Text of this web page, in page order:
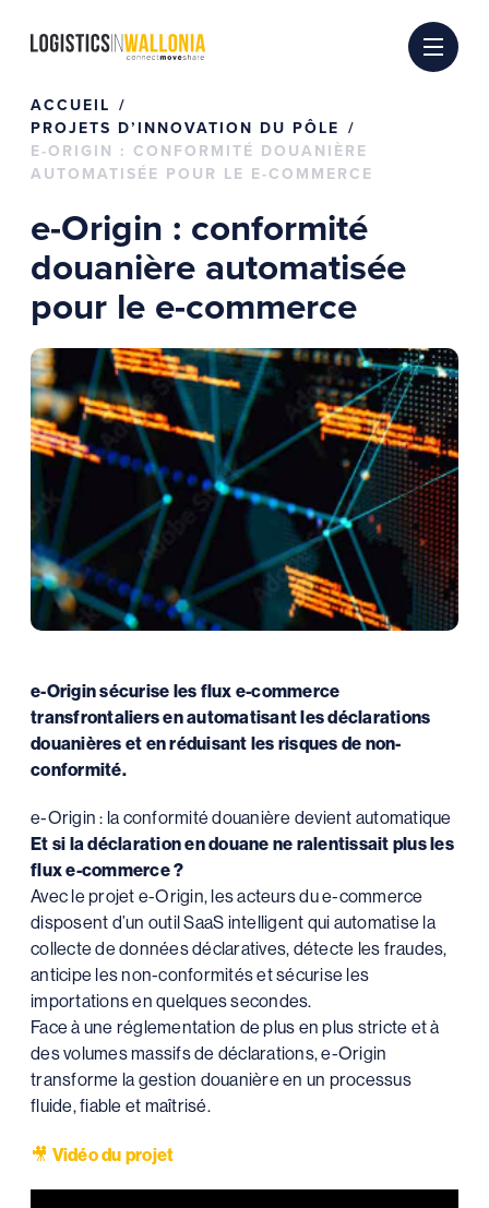
ACCUEIL
PROJETS D’INNOVATION DU PÔLE
E-ORIGIN : CONFORMITÉ DOUANIÈRE
AUTOMATISÉE POUR LE E-COMMERCE
e-Origin : conformité
douanière automatisée
pour le e-commerce
e-Origin sécurise les flux e-commerce
transfrontaliers en automatisant les déclarations
douanières et en réduisant les risques de non-
conformité.
e-Origin : la conformité douanière devient automatique
Et si la déclaration en douane ne ralentissait plus les
flux e-commerce ?
Avec le projet e-Origin, les acteurs du e-commerce
disposent d’un outil SaaS intelligent qui automatise la
collecte de données déclaratives, détecte les fraudes,
anticipe les non-conformités et sécurise les
importations en quelques secondes.
Face à une réglementation de plus en plus stricte et à
des volumes massifs de déclarations, e-Origin
transforme la gestion douanière en un processus
fluide, fiable et maîtrisé.
🎥 Vidéo du projet